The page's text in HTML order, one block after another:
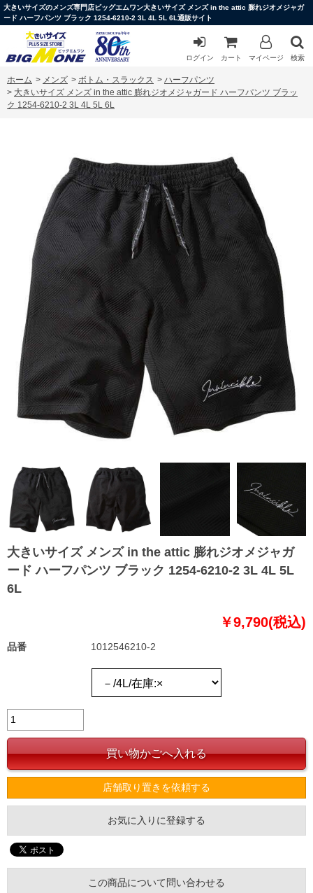
大きいサイズのメンズ専門店ビッグエムワン大きいサイズ メンズ in the attic 膨れジオメジャガ
ード ハーフパンツ ブラック 1254-6210-2 3L 4L 5L 6L通販サイト
ログイン カート マイページ 検索
ホーム > メンズ > ボトム・スラックス > ハーフパンツ
> 大きいサイズ メンズ in the attic 膨れジオメジャガード ハーフパンツ ブラッ
ク 1254-6210-2 3L 4L 5L 6L
大きいサイズ メンズ in the attic 膨れジオメジャガ
ード ハーフパンツ ブラック 1254-6210-2 3L 4L 5L
6L
￥9,790(税込)
品番 1012546210-2
店舗取り置きを依頼する
お気に入りに登録する
この商品について問い合わせる